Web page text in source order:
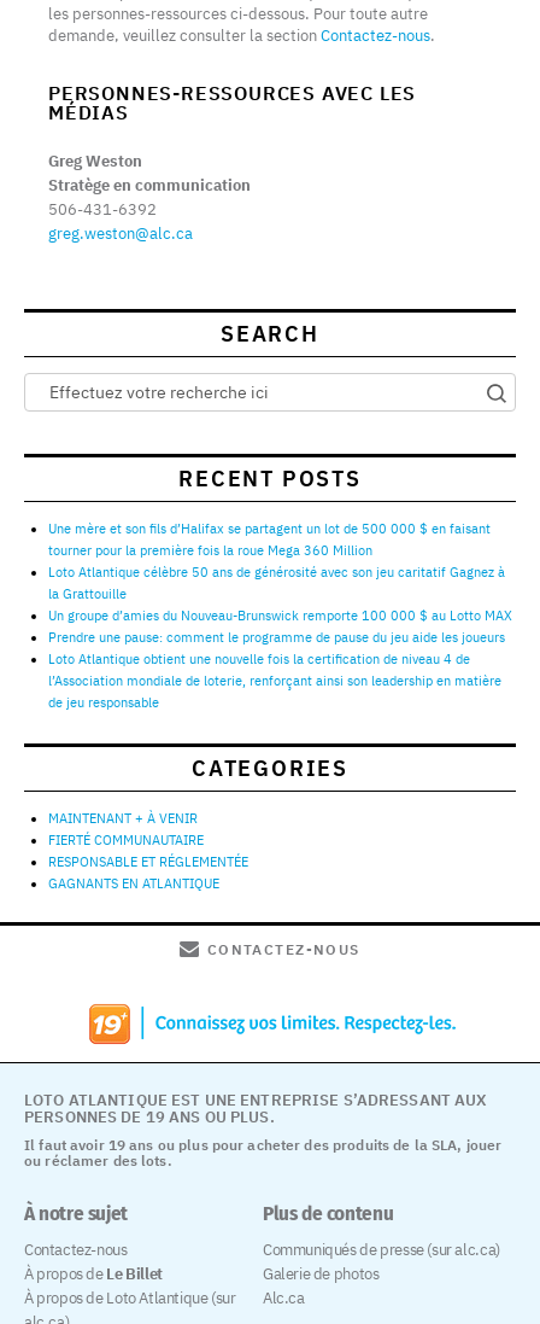
les personnes-ressources ci-dessous. Pour toute autre
demande, veuillez consulter la sectionContactez-nous.
PERSONNES-RESSOURCES AVEC LES
MÉDIAS
Greg Weston
Stratège en communication
506-431-6392
greg.weston@alc.ca
SEARCH
RECENT POSTS
Une mère et son fils d’Halifax se partagent un lot de 500 000 $ en faisant
tourner pour la première fois la roue Mega 360 Million
Loto Atlantique célèbre 50 ans de générosité avec son jeu caritatif Gagnez à
la Grattouille
Un groupe d’amies du Nouveau-Brunswick remporte 100 000 $ au Lotto MAX
Prendre une pause: comment le programme de pause du jeu aide les joueurs
Loto Atlantique obtient une nouvelle fois la certification de niveau 4 de
l’Association mondiale de loterie, renforçant ainsi son leadership en matière
de jeu responsable
CATEGORIES
MAINTENANT + À VENIR
FIERTÉ COMMUNAUTAIRE
RESPONSABLE ET RÉGLEMENTÉE
GAGNANTS EN ATLANTIQUE
CONTACTEZ-NOUS
Il faut avoir 19 ans ou plus pour acheter des produits de la SLA, jouer
ou réclamer des lots.
LOTO ATLANTIQUE EST UNE ENTREPRISE S’ADRESSANT AUX
PERSONNES DE 19 ANS OU PLUS.
À notre sujet
Contactez-nous
À propos deLe Billet
À propos de Loto Atlantique (sur
Plus de contenu
Communiqués de presse (sur alc.ca)
Galerie de photos
Alc.ca